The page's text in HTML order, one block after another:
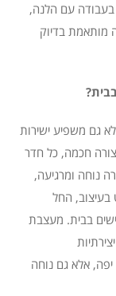
בעבודה עם הלנה,
מותאמת בדיוק
גם משפיע ישירות
חכמה, כל חדר
נוחה ומרגיעה,
החל
בבית. מעצבת
אלא גם נוחה